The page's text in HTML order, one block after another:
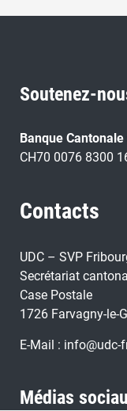
Soutenez-
Banque
CH70 0076 8300
Contacts
UDC – SVP
Secrétariat
Case Postale
1726 Farvagny-le-
E-Mail : info@udc-
Médias